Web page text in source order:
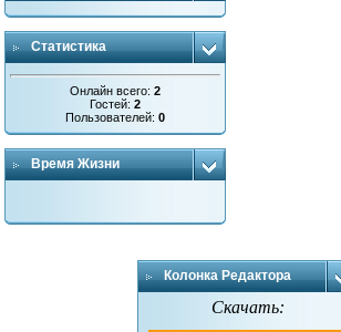
Статистика
Онлайн всего:2
Гостей:2
Пользователей:0
Время Жизни
Колонка Редактора
Скачать: